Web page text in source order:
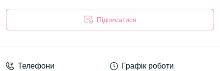
Підписатися
Телефони Графік роботи